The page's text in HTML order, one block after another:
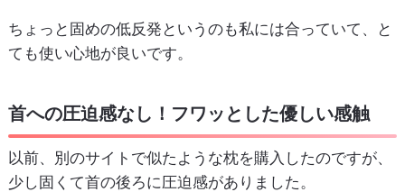
ちょっと固めの低反発というのも私には合っていて、と
ても使い心地が良いです。
首への圧迫感なし！フワッとした優しい感触
以前、別のサイトで似たような枕を購入したのですが、
少し固くて首の後ろに圧迫感がありました。